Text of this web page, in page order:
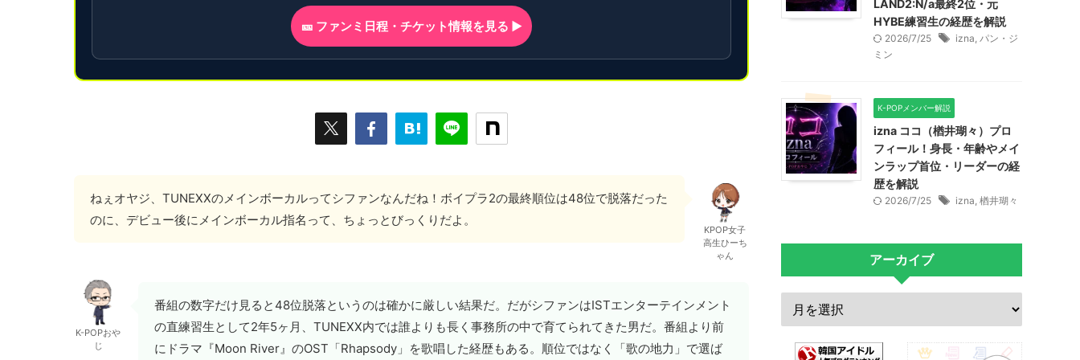
🎫 ファンミ日程・チケット情報を見る ▶
ねぇオヤジ、TUNEXXのメインボーカルってシファンなんだね！ボイプラ2の最終順位は48位で脱落だった
のに、デビュー後にメインボーカル指名って、ちょっとびっくりだよ。
KPOP女子
高生ひーち
ゃん
K-POPおや
じ
番組の数字だけ見ると48位脱落というのは確かに厳しい結果だ。だがシファンはISTエンターテインメント
の直練習生として2年5ヶ月、TUNEXX内では誰よりも長く事務所の中で育てられてきた男だ。番組より前
にドラマ『Moon River』のOST「Rhapsody」を歌唱した経歴もある。順位ではなく「歌の地力」で選ば
LAND2:N/a最終2位・元
HYBE練習生の経歴を解説
2026/7/25 izna, パン・ジ
ミン
K-POPメンバー解説
izna ココ（楢井瑚々）プロ
フィール！身長・年齢やメイ
ンラップ首位・リーダーの経
歴を解説
2026/7/25 izna, 楢井瑚々
アーカイブ